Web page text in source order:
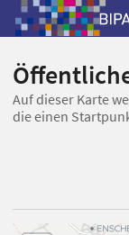
Auf dieser Karte
die einen